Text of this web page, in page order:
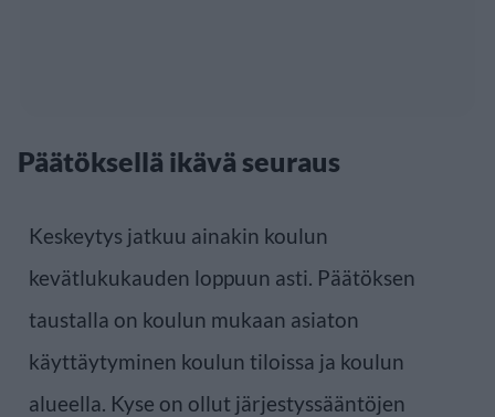
Päätöksellä ikävä seuraus
Keskeytys jatkuu ainakin koulun
kevätlukukauden loppuun asti. Päätöksen
taustalla on koulun mukaan asiaton
käyttäytyminen koulun tiloissa ja koulun
alueella. Kyse on ollut järjestyssääntöjen